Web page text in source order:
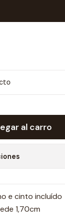
al carro
e cinto incluído
1,70cm